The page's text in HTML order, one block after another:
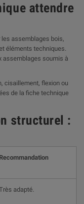
attendre
assemblages bois,
éléments techniques.
assemblages soumis à
cisaillement, flexion ou
de la fiche technique
structurel :
Recommandation
adapté.